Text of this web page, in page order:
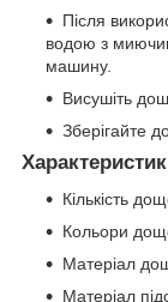
Після
водою з
машину.
Висушіть
Зберігайте
Кількість
Кольори
Матеріал
Матеріал